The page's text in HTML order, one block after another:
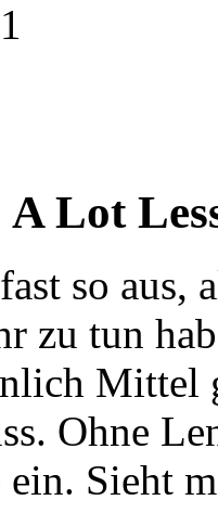
Lot
so aus,
zu tun
Mittel
Ohne
Sieht